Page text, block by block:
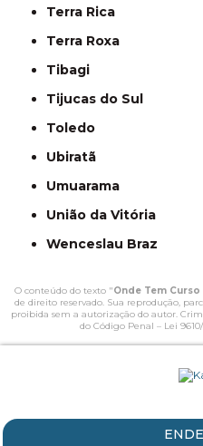
Terra Rica
Terra Roxa
Tibagi
Tijucas do Sul
Toledo
Ubiratã
Umuarama
União da Vitória
Wenceslau Braz
O conteúdo do texto "Onde Tem
de direito reservado. Sua reprodução,
proibida sem a autorização do autor.
do Código Penal – Lei